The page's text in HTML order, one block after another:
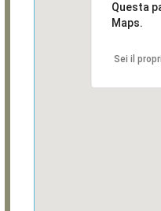
Questa
Maps.
Sei il